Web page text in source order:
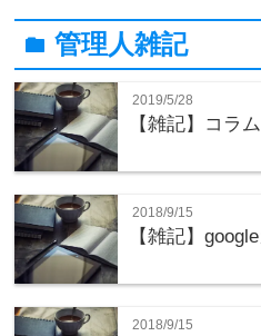
folder管理人雑記
2019/5/28
【雑記】コラ
2018/9/15
【雑記】
2018/9/15